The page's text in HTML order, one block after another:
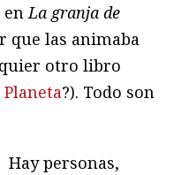
enLa granja de
que las animaba
otro libro
?). Todo son
Hay personas,